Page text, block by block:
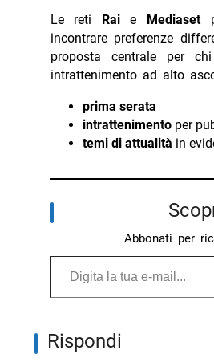
Le reti Raie Mediaset
incontrare preferenze
proposta centrale per
intrattenimento ad alto
prima serata
intrattenimentoper
temi di attualità in
Abbonati per
Digita la tua e-mail...
Rispondi